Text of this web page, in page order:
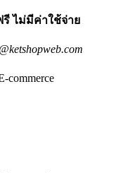
รี ไม่มีค่าใช้จ่าย
commerce